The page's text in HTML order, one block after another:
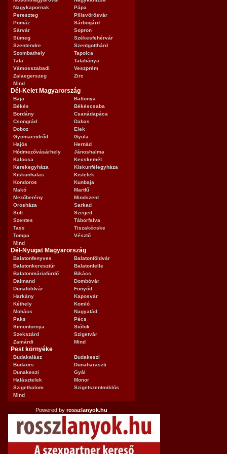
Nagykapornak
Pápa
Pereszteg
Pilisvörösvár
Pomáz
Sárbogárd
Sárvár
Sopron
Sümeg
Székesfehérvár
Szentendre
Szentgotthárd
Szombathely
Tapolca
Tata
Tatabánya
Vámosszabadi
Veszprém
Zalaegerszeg
Zirc
Mind
Dél-Kelet Magyarország
Baja
Battonya
Békés
Békéscsaba
Bordány
Csanádapáca
Csongrád
Dabas
Doboz
Elek
Gyomaendrőd
Gyula
Hajós
Hernád
Hódmezővásárhely
Jánoshalma
Kalocsa
Kecskemét
Kerekegyháza
Kiskunfélegyháza
Kiskunhalas
Kistelek
Kondoros
Kunbaja
Makó
Martfű
Mezőberény
Mindszent
Orosháza
Sarkad
Solt
Szeged
Szentes
Táborfalva
Tass
Tiszakécske
Tompa
Vésztő
Mind
Dél-Nyugat Magyarország
Balatonfenyves
Balatonföldvár
Balatonkeresztúr
Balatonlelle
Balatonmáriafürdő
Bikács
Dalmand
Dombóvár
Dunaföldvár
Fonyód
Harkány
Kaposvár
Kéthely
Komló
Mohács
Nagyatád
Paks
Pécs
Simontornya
Siófok
Szekszárd
Szigetvár
Zamárdi
Mind
Pest környéke
Budakalász
Budakeszi
Budaörs
Dunaharaszti
Dunakeszi
Gyál
Halásztelek
Monor
Szigethalom
Szigetszentmiklós
Mind
Powered by rosszlanyok.hu